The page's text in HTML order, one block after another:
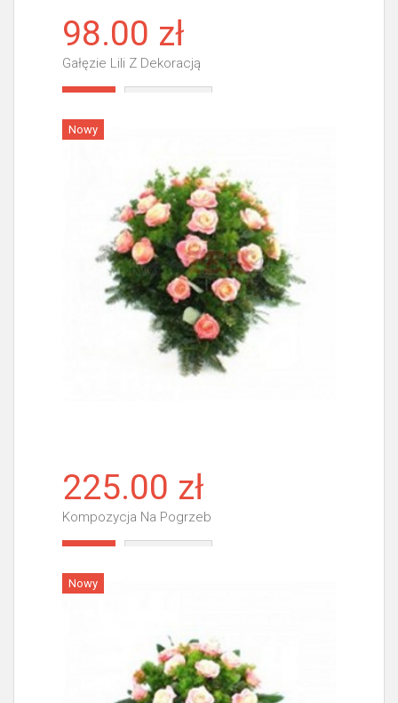
98.00 zł
Gałęzie Lili Z Dekoracją
Nowy
225.00 zł
Kompozycja Na Pogrzeb
Nowy